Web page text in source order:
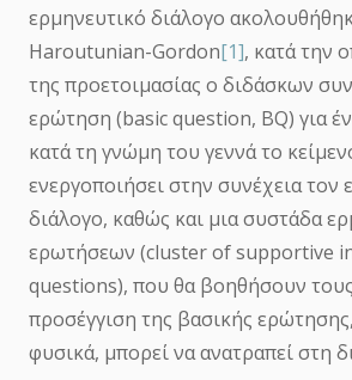
ερμηνευτικό διάλογο
Haroutunian-Gordon[1], κατά την
της προετοιμασίας ο διδάσκων
ερώτηση (basic question, BQ) για
κατά τη γνώμη του γεννά το
ενεργοποιήσει στην συνέχεια τον
διάλογο, καθώς και μια συστάδα
ερωτήσεων (cluster of supportive
questions), που θα βοηθήσουν
προσέγγιση της βασικής
φυσικά, μπορεί να ανατραπεί στη